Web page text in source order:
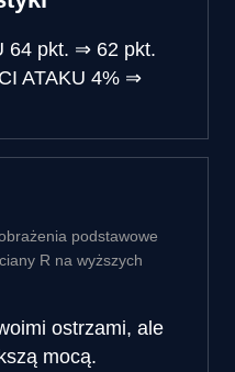
64 pkt. ⇒ 62 pkt.
ATAKU 4% ⇒
podstawowe
R na wyższych
ostrzami, ale
mocą.